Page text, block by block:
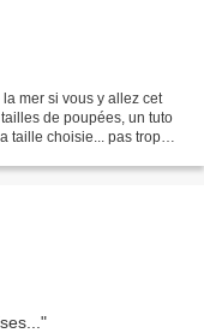
mer si vous y allez cet
de poupées, un tuto
taille choisie... pas trop